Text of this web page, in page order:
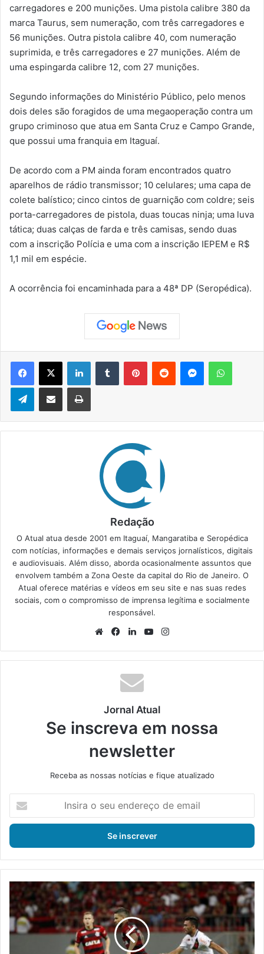
carregadores e 200 munições. Uma pistola calibre 380 da
marca Taurus, sem numeração, com três carregadores e
56 munições. Outra pistola calibre 40, com numeração
suprimida, e três carregadores e 27 munições. Além de
uma espingarda calibre 12, com 27 munições.
Segundo informações do Ministério Público, pelo menos
dois deles são foragidos de uma megaoperação contra um
grupo criminoso que atua em Santa Cruz e Campo Grande,
que possui uma franquia em Itaguaí.
De acordo com a PM ainda foram encontrados quatro
aparelhos de rádio transmissor; 10 celulares; uma capa de
colete balístico; cinco cintos de guarnição com coldre; seis
porta-carregadores de pistola, duas toucas ninja; uma luva
tática; duas calças de farda e três camisas, sendo duas
com a inscrição Polícia e uma com a inscrição IEPEM e R$
1,1 mil em espécie.
A ocorrência foi encaminhada para a 48ª DP (Seropédica).
Telegram
Redação
O Atual atua desde 2001 em Itaguaí, Mangaratiba e Seropédica
com notícias, informações e demais serviços jornalísticos, digitais
e audiovisuais. Além disso, aborda ocasionalmente assuntos que
envolvem também a Zona Oeste da capital do Rio de Janeiro. O
Atual oferece matérias e vídeos em seu site e nas suas redes
sociais, com o compromisso de imprensa legítima e socialmente
responsável.
We
te
Fa
bo
ok
Lin
din
Yo
ub
ra
Jornal Atual
Se inscreva em nossa
newsletter
Receba as nossas notícias e fique atualizado
s
r
a
s
e
u
n
B
a
r
i